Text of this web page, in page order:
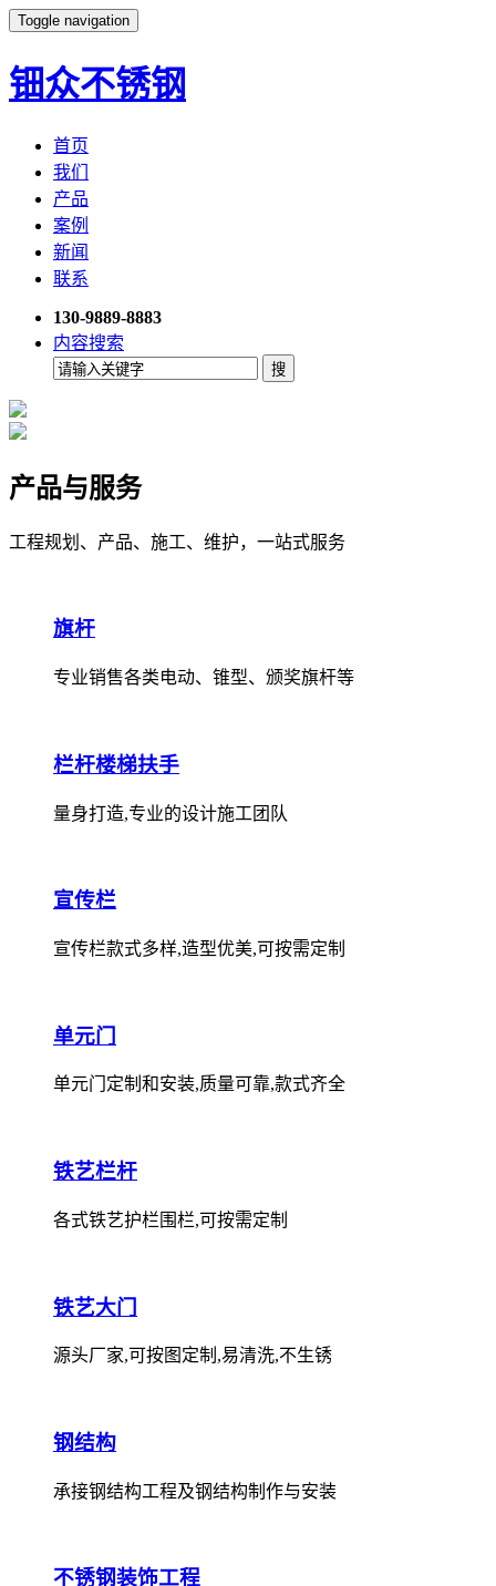
Toggle navigation
钿众不锈钢
首页
我们
产品
案例
新闻
联系
130-9889-8883
内容搜索
产品与服务
工程规划、产品、施工、维护，一站式服务
旗杆
专业销售各类电动、锥型、颁奖旗杆等
栏杆楼梯扶手
量身打造,专业的设计施工团队
宣传栏
宣传栏款式多样,造型优美,可按需定制
单元门
单元门定制和安装,质量可靠,款式齐全
铁艺栏杆
各式铁艺护栏围栏,可按需定制
铁艺大门
源头厂家,可按图定制,易清洗,不生锈
钢结构
承接钢结构工程及钢结构制作与安装
不锈钢装饰工程